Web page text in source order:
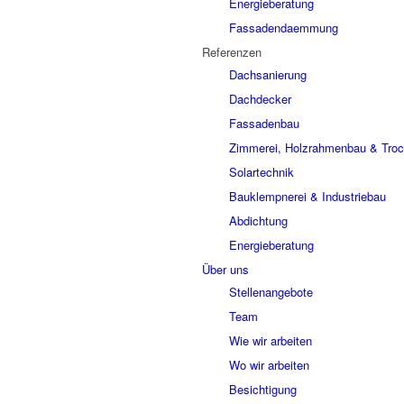
Fassadendaemmung
Referenzen
Dachsanierung
Dachdecker
Fassadenbau
Zimmerei, Holzrahmenbau &
Solartechnik
Bauklempnerei & Industriebau
Abdichtung
Energieberatung
Über uns
Stellenangebote
Team
Wie wir arbeiten
Wo wir arbeiten
Besichtigung